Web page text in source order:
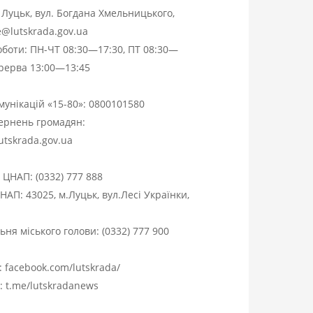
вул. Богдана Хмельницького,
ПН-ЧТ 08:30—17:30, ПТ 08:30—
13:00—13:45
«15-80»: 0800101580
громадян:
ЦНАП: (0332) 777 888
43025, м.Луцьк, вул.Лесі Українки,
міського голови: (0332) 777 900
facebook.com/lutskrada/
t.me/lutskradanews